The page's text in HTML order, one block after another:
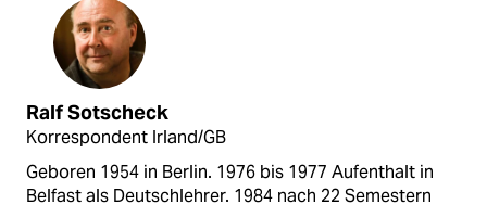
Ralf Sotscheck
Korrespondent Irland/GB
Geboren 1954 in Berlin. 1976 bis 1977 Aufenthalt in
Belfast als Deutschlehrer. 1984 nach 22 Semestern